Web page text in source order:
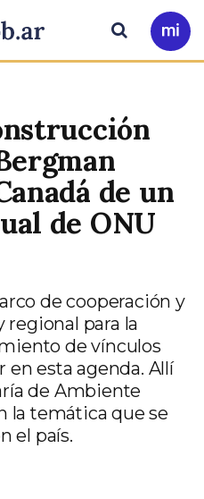
Ir
a
Buscar
de un
de ONU
de cooperación y
para la
de vínculos
esta agenda. Allí
de Ambiente
la temática que se
el país.